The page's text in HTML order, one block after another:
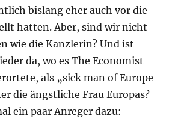
bislang eher auch vor die
hatten. Aber, sind wir nicht
wie die Kanzlerin? Und ist
da, wo es The Economist
als „sick man of Europe
die ängstliche Frau Europas?
ein paar Anreger dazu: